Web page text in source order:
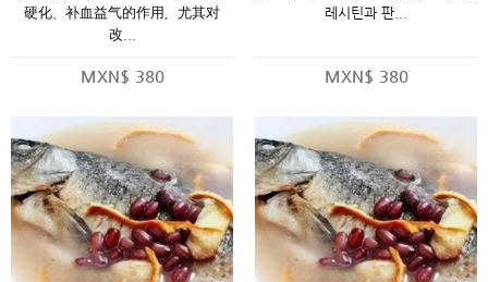
硬化、补血益气的作用，尤其对
改...
MXN$ 380
레시틴과 판...
MXN$ 380